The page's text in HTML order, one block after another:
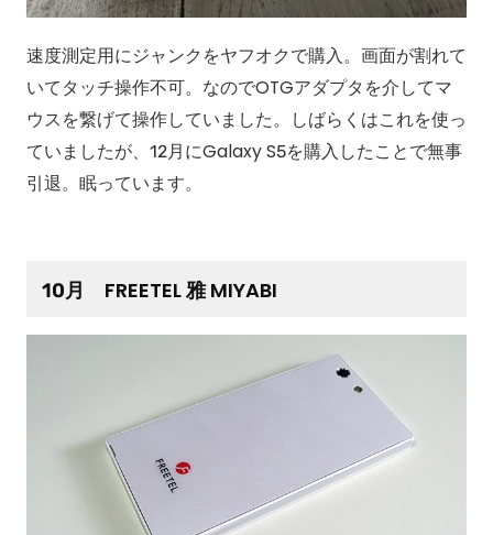
速度測定用にジャンクをヤフオクで購入。画面が割れて
いてタッチ操作不可。なのでOTGアダプタを介してマ
ウスを繋げて操作していました。しばらくはこれを使っ
ていましたが、12月にGalaxy S5を購入したことで無事
引退。眠っています。
10月 FREETEL 雅 MIYABI